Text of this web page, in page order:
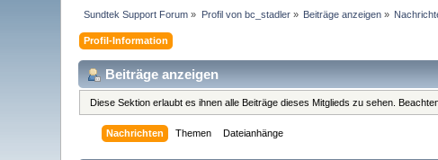
Sundtek Support Forum » Profil von bc_stadler» Beiträge anzeigen »
Profil-Information
Beiträge anzeigen
Diese Sektion erlaubt es ihnen alle Beiträge dieses Mitglieds zu sehen.
Nachrichten Themen Dateianhänge